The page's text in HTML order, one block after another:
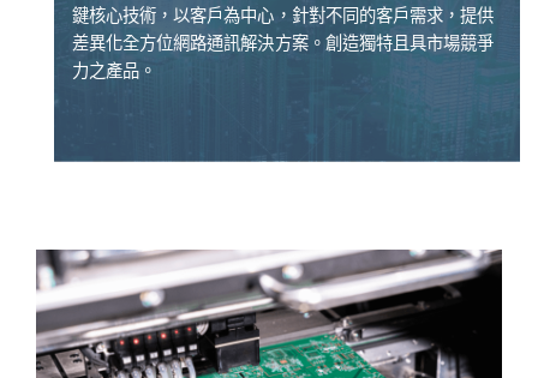
鍵核心技術，以客戶為中心，針對不同的客戶需求，提供
差異化全方位網路通訊解決方案。創造獨特且具市場競爭
力之產品。